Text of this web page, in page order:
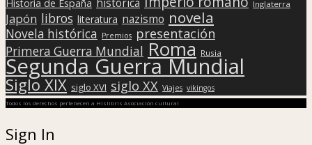
Historia de España Inglaterra
Japón libros literatura nazismo novela
Novela histórica Premios presentación
Primera Guerra Mundial Roma Rusia
Segunda Guerra Mundial
Siglo XIX siglo XVI siglo XX Viajes vikingos
Todos los derechos pertenecen a Hislibris Asociación cultural
Sign In